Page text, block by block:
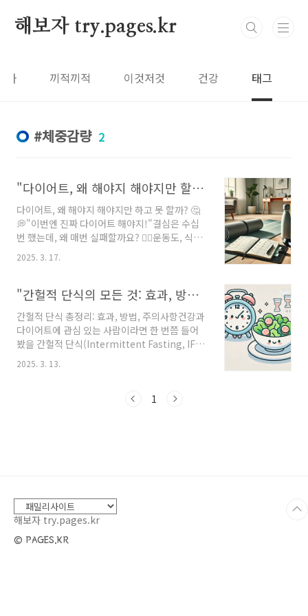
해보자 try.pages.kr
자 끼적끼적 이것저것 건강 태그
체중감량 2
"다이어트, 왜 해야지 해야지만 할까? 🤔 작심삼일 끝내는 현실 꿀팁!"
다이어트, 왜 해야지 해야지만 하고 못 할까? 🤔
💭"이번엔 진짜 다이어트 해야지!"결심은 수십
번 했는데, 왜 매번 실패할까요? 🤦‍♀️운동도, 식단
도 안 해본 게 없는데… 왜 내 몸은 변하지 않는
걸까?오늘은 우리가 다이어트를 미루는 진짜 이
드릴게요! 🏋️‍♀️🔥---1. 목표는 있는데, 계획이 없
다! 🎯"5kg 빼야지!" "살 좀 빼야 하는데…"근
데 어떻게? 🤷‍♀️구체적인 계획 없이 목표만 세우면
성공하기 어려워요.✅ 나쁜 예: "살 빼야지!" →
막연한 생각으로 끝남✅ 좋은 예: "3주 동안 매일
30분씩 걷기 & 저녁 7시 이후 금식!"👉 단기 목
2025. 3. 17.
"간헐적 단식의 모든 것: 효과, 방법, 주의사항 총정리!"
간헐적 단식 총정리: 효과, 방법, 주의사항건강과
다이어트에 관심 있는 사람이라면 한 번쯤 들어
봤을 간헐적 단식(Intermittent Fasting, IF).
많은 유명인과 전문가들이 추천하는 식사 방식으
로, 단순히 살을 빼는 것이 아니라 건강을 개선하
헐적 단식이란 무엇이며, 어떻게 실천해야 할까
적 단식은 칼로리 제한 다이어트와 다릅니다. 보
통의 다이어트는 하루 섭..
2025. 3. 13.
1
해보자 try.pages.kr
© PAGES.KR